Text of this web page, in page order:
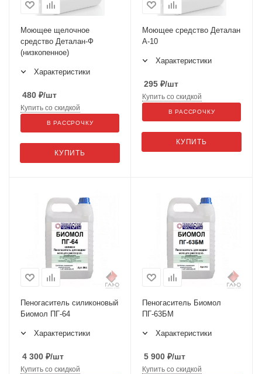
Моющее щелочное
средство Деталан-Ф
(низкопенное)
Характеристики
480 ₽/шт
КУПИТЬ
Купить со скидкой
В РАССРОЧКУ
Моющее средство Деталан
А-10
Характеристики
295 ₽/шт
КУПИТЬ
Купить со скидкой
В РАССРОЧКУ
Пеногаситель силиконовый
Биомол ПГ-64
Характеристики
4 300 ₽/шт
Купить со скидкой
Пеногаситель Биомол
ПГ-63БМ
Характеристики
5 900 ₽/шт
Купить со скидкой